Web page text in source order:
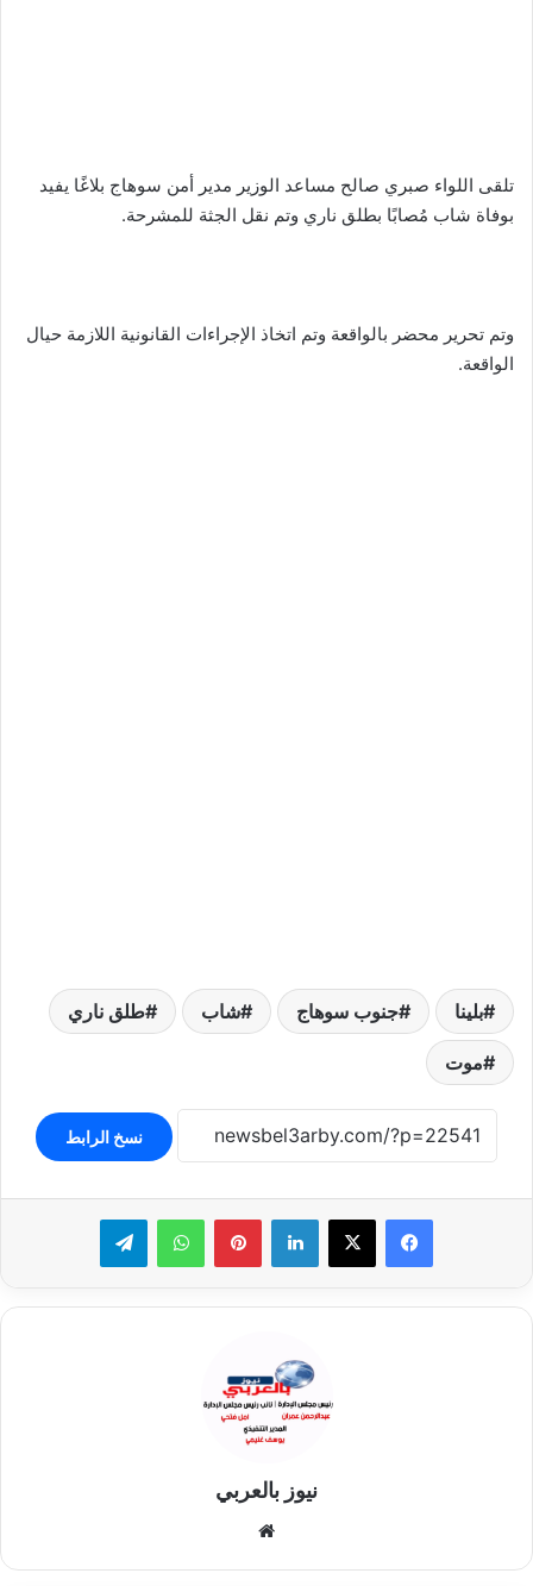
تلقى اللواء صبري صالح مساعد الوزير مدير أمن سوهاج بلاغًا يفيد
بوفاة شاب مُصابًا بطلق ناري وتم نقل الجثة للمشرحة.
وتم تحرير محضر بالواقعة وتم اتخاذ الإجراءات القانونية اللازمة حيال
الواقعة.
بلينا جنوب سوهاج شاب طلق ناري
موت
نسخ الرابط
لينكدإن بينتيريستواتساب تيلقرام
نيوز بالعربي